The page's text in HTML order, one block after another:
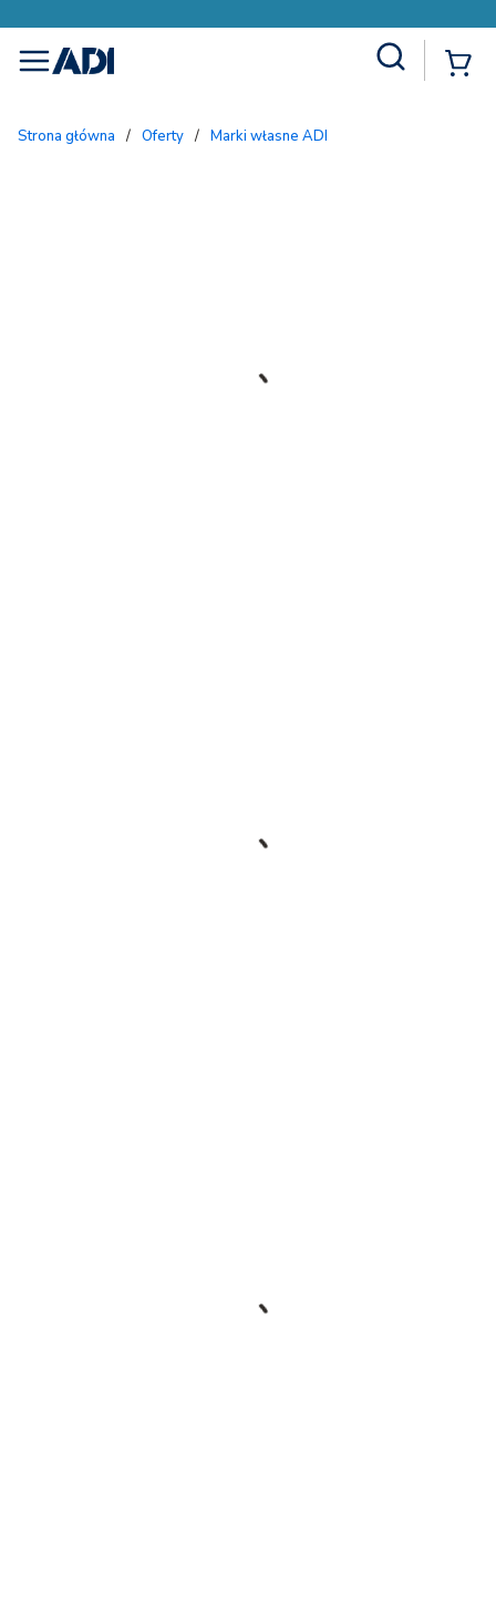
menu
Strona główna / Oferty / Marki własne ADI